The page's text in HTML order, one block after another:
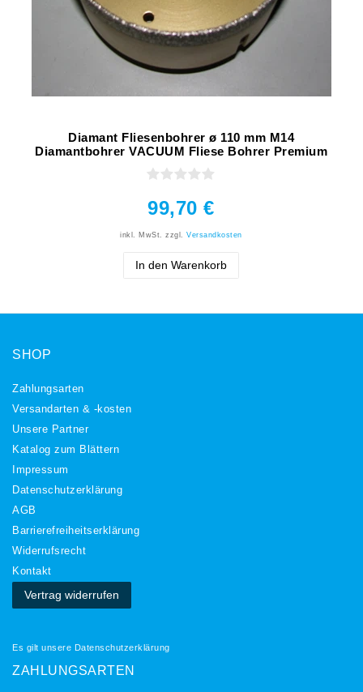
Diamant Fliesenbohrer ø 110 mm M14
Diamantbohrer VACUUM Fliese Bohrer Premium
99,70 €
inkl. MwSt. zzgl.Versandkosten
In den Warenkorb
SHOP
Zahlungsarten
Versandarten & -kosten
Unsere Partner
Katalog zum Blättern
Impressum
Daten­schutz­erklärung
AGB
Barrierefreiheitserklärung
Widerrufs­recht
Kontakt
Vertrag widerrufen
Es gilt unsere Datenschutzerklärung
ZAHLUNGSARTEN